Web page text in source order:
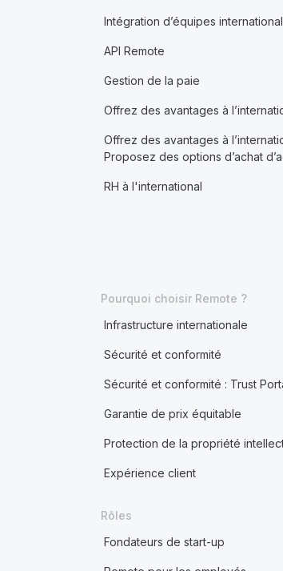
Intégration d’équipes
API Remote
Gestion de la paie
Offrez des avantages à
Offrez des avantages à
Proposez des options d’achat
RH à l'international
Pourquoi choisir Remote ?
Infrastructure internationale
Sécurité et conformité
Sécurité et conformité : Trust
Garantie de prix équitable
Protection de la propriété
Expérience client
Rôles
Fondateurs de start-up